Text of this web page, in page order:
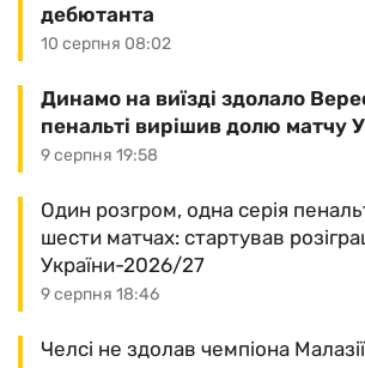
10 серпня 08:02
дебютанта
9 серпня 19:58
Динамо на виїзді здолало
пенальті вирішив долю матчу
9 серпня 18:46
Один розгром, одна серія
шести матчах: стартував
України-2026/27
Челсі не здолав чемпіона